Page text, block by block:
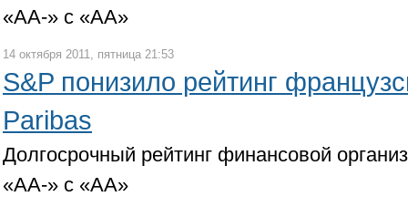
«АА-» с «АА»
14 октября 2011, пятница 21:53
S&P понизило рейтинг
Paribas
Долгосрочный рейтинг финансовой
«АА-» с «АА»